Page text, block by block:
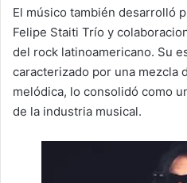
El músico también desarrolló
Felipe Staiti Trío y
del rock latinoamericano. Su
caracterizado por una mezcla
melódica, lo consolidó como
de la industria musical.